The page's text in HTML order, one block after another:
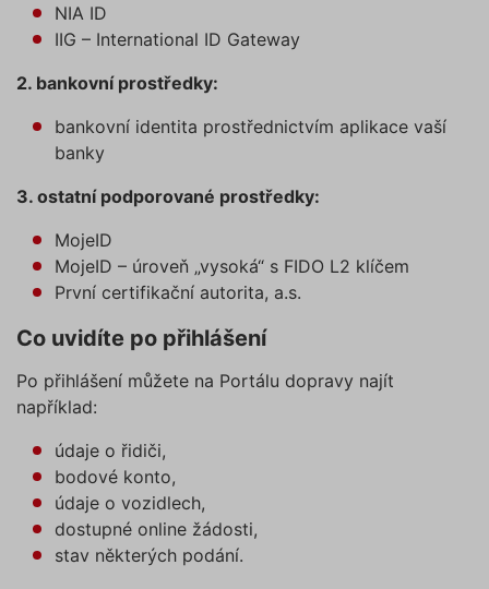
NIA ID
IIG – International ID Gateway
2. bankovní prostředky:
bankovní identita prostřednictvím aplikace vaší
banky
3. ostatní podporované prostředky:
MojeID
MojeID – úroveň „vysoká“ s FIDO L2 klíčem
První certifikační autorita, a.s.
Co uvidíte po přihlášení
Po přihlášení můžete na Portálu dopravy najít
například:
údaje o řidiči,
bodové konto,
údaje o vozidlech,
dostupné online žádosti,
stav některých podání.